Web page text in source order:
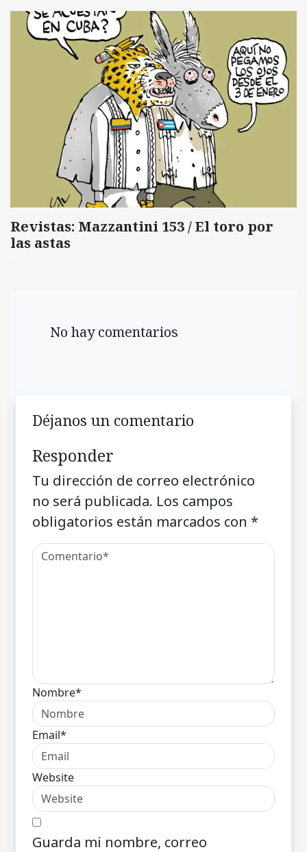
Revistas: Mazzantini 153 / El toro por
las astas
No hay comentarios
Déjanos un comentario
Responder
Tu dirección de correo electrónico
no será publicada. Los campos
obligatorios están marcados con *
Nombre*
Email*
Website
Guarda mi nombre, correo